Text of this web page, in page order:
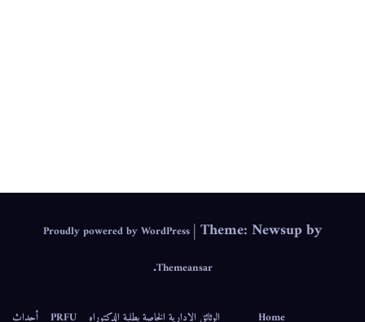
Proudly powered by WordPress |Theme: Newsup by
Themeansar
.
Home الوثائق الإدارية الخاصة بطلبة الدكتوراه PRFU
أحداث